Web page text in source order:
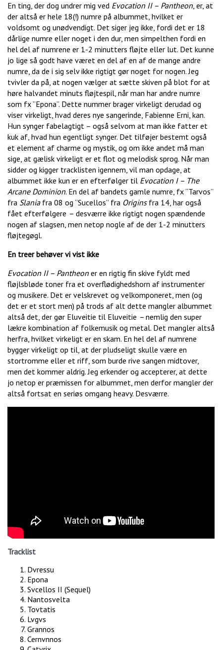
En ting, der dog undrer mig ved Evocation II – Pantheon, er, at
der altså er hele 18(!) numre på albummet, hvilket er
voldsomt og unødvendigt. Det siger jeg ikke, fordi det er 18
dårlige numre eller noget i den dur, men simpelthen fordi en
hel del af numrene er 1-2 minutters fløjte eller lut. Det kunne
jo lige så godt have været en del af en af de mange andre
numre, da de i sig selv ikke rigtigt gør noget for nogen. Jeg
tvivler da på, at nogen vælger at sætte skiven på blot for at
høre halvandet minuts fløjtespil, når man har andre numre
som fx ”Epona”. Dette nummer brager virkeligt derudad og
viser virkeligt, hvad deres nye sangerinde, Fabienne Erni, kan.
Hun synger fabelagtigt – også selvom at man ikke fatter et
kuk af, hvad hun egentligt synger. Det tilføjer bestemt også
et element af charme og mystik, og om ikke andet må man
sige, at gælisk virkeligt er et flot og melodisk sprog. Når man
sidder og kigger tracklisten igennem, vil man opdage, at
albummet ikke kun er en efterfølger til Evocation I – The
Arcane Dominion. En del af bandets gamle numre, fx “Tarvos”
fra Slaniafra 08 og “Sucellos” fra Originsfra 14, har også
fået efterfølgere – desværre ikke rigtigt nogen spændende
nogen af slagsen, men netop nogle af de der 1-2 minutters
fløjtegøgl.
En treer behøver vi vist ikke
Evocation II – Pantheon er en rigtig fin skive fyldt med
fløjlsbløde toner fra et overflødighedshorn af instrumenter
og musikere. Det er velskrevet og velkomponeret, men (og
det er et stort men) på trods af alt dette mangler albummet
altså det, der gør Eluveitie til Eluveitie – nemlig den super
lækre kombination af folkemusik og metal. Det mangler altså
herfra, hvilket virkeligt er en skam. En hel del af numrene
bygger virkeligt op til, at der pludseligt skulle være en
stortromme eller et riff, som burde rive sangen midtover,
men det kommer aldrig. Jeg erkender og accepterer, at dette
jo netop er præmissen for albummet, men derfor mangler der
altså fortsat en seriøs omgang heavy. Desværre.
Tracklist
Dvressu
Epona
Svcellos II (Sequel)
Nantosvelta
Tovtatis
Lvgvs
Grannos
Cernvnnos